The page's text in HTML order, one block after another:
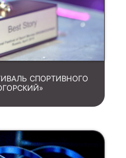
СПОРТИВНОГО